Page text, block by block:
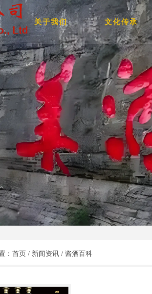
关于我们 文化传承
： 首页/ 新闻资讯/ 酱酒百科